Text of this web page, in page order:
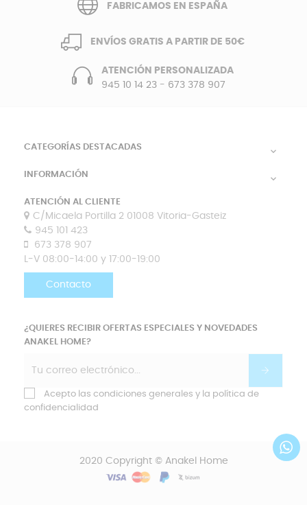
FABRICAMOS EN ESPAÑA
ENVÍOS GRATIS A PARTIR DE 50€
ATENCIÓN PERSONALIZADA
945 10 14 23- 673 378 907
CATEGORÍAS DESTACADAS 
INFORMACIÓN 
ATENCIÓN AL CLIENTE
C/Micaela Portilla 2 01008 Vitoria-Gasteiz
945 101 423
673 378 907
L-V 08:00-14:00 y 17:00-19:00
Contacto
¿QUIERES RECIBIR OFERTAS ESPECIALES Y NOVEDADES
ANAKEL HOME?
Acepto las condiciones generales y la política de
confidencialidad
2020 Copyright © Anakel Home